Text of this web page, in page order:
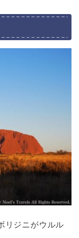
リジニがウルル